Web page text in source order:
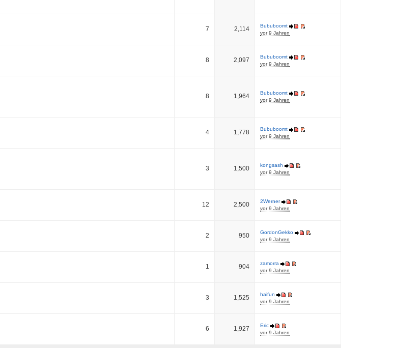
7 2,114
Bububoomt
vor 9 Jahren
8 2,097
Bububoomt
vor 9 Jahren
8 1,964
Bububoomt
vor 9 Jahren
4 1,778
Bububoomt
vor 9 Jahren
3 1,500
kongsash
vor 9 Jahren
12 2,500
2Werner
vor 9 Jahren
2 950
GordonGekko
vor 9 Jahren
1 904
zamorra
vor 9 Jahren
3 1,525
haifun
vor 9 Jahren
6 1,927
Eric
vor 9 Jahren